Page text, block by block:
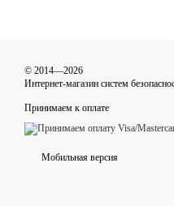
© 2014—2026
Интернет-магазин систем
Принимаем к оплате
Мобильная версия